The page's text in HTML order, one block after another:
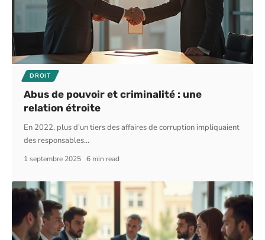
DROIT
Abus de pouvoir et criminalité : une
relation étroite
En 2022, plus d'un tiers des affaires de corruption impliquaient
des responsables…
1 septembre 2025 6 min read